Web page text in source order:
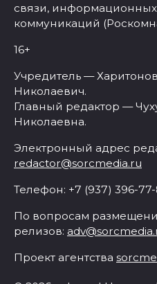
связи,
коммуникаций
16+
Учредитель —
Николаевич.
Главный редактор —
Николаевна.
Электронный адрес
redactor@sorcmedia.ru
Телефон: +7 (937) 396-77-
По вопросам
релизов:
Проект агентства